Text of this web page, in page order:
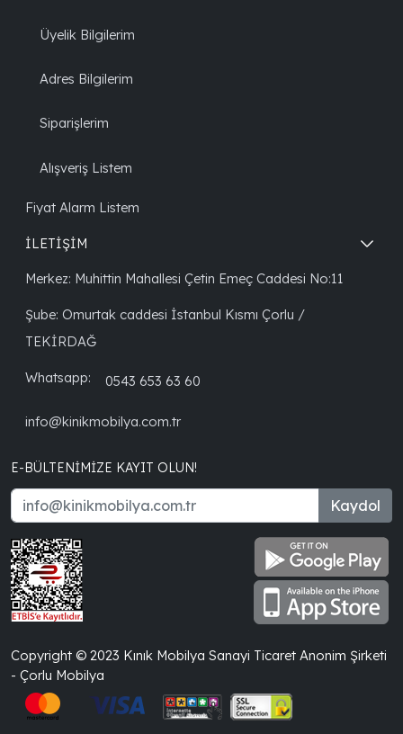
Üyelik Bilgilerim
Adres Bilgilerim
Siparişlerim
Alışveriş Listem
Fiyat Alarm Listem
İLETİŞİM
Merkez: Muhittin Mahallesi Çetin Emeç Caddesi No:11
Şube: Omurtak caddesi İstanbul Kısmı Çorlu /
TEKİRDAĞ
Whatsapp: 0543 653 63 60
info@kinikmobilya.com.tr
E-BÜLTENIMIZE KAYIT OLUN!
Kaydol
Copyright © 2023 Kınık Mobilya Sanayi Ticaret Anonim Şirketi
- Çorlu Mobilya